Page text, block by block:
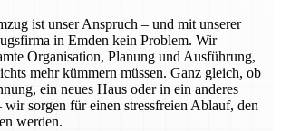
ist unser Anspruch – und mit unserer
in Emden kein Problem. Wir
Organisation, Planung und Ausführung,
mehr kümmern müssen. Ganz gleich, ob
ein neues Haus oder in ein anderes
wir sorgen für einen stressfreien Ablauf, den
werden.